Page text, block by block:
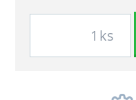
ks